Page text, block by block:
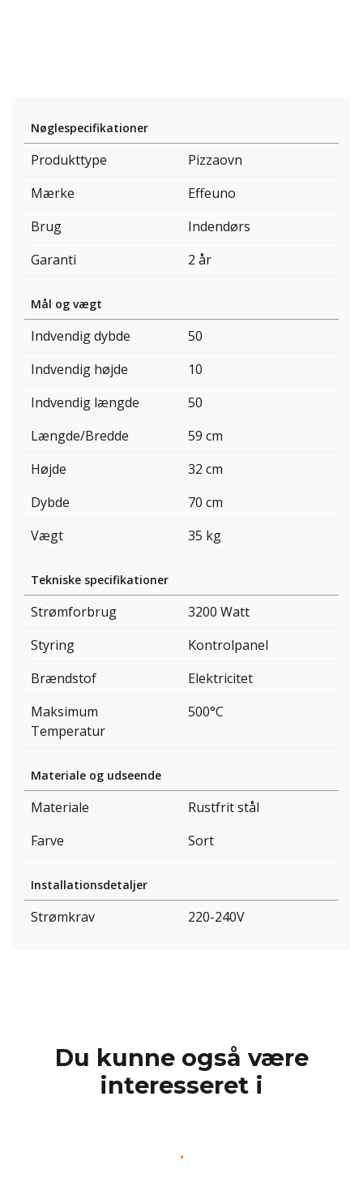
Nøglespecifikationer
Produkttype
Pizzaovn
Mærke
Effeuno
Brug
Indendørs
Garanti
2 år
Mål og vægt
Indvendig dybde
50
Indvendig højde
10
Indvendig længde
50
Længde/Bredde
59 cm
Højde
32 cm
Dybde
70 cm
Vægt
35 kg
Tekniske specifikationer
Strømforbrug
3200 Watt
Styring
Kontrolpanel
Brændstof
Elektricitet
Maksimum
Temperatur
500°C
Materiale og udseende
Materiale
Rustfrit stål
Farve
Sort
Installationsdetaljer
Strømkrav 220-240V
Du kunne også være
interesseret i